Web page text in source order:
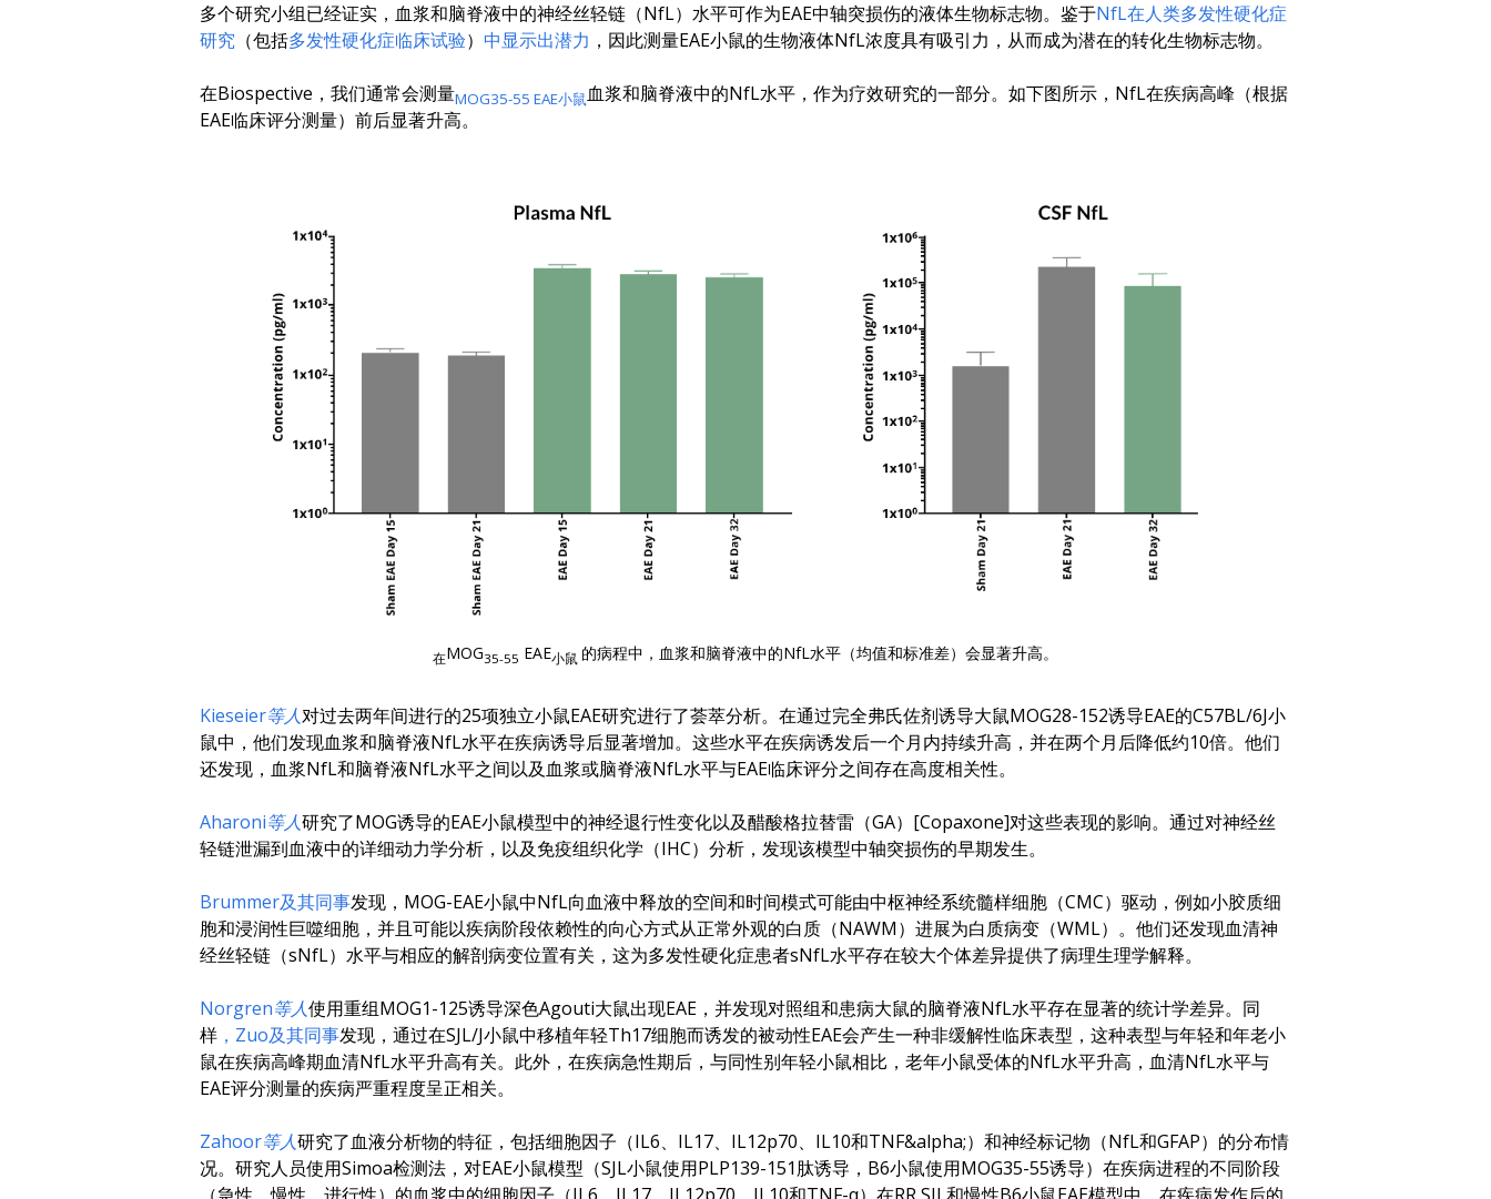
多个研究小组已经证实，血浆和脑脊液中的神经丝轻链（NfL）水平可作为EAE中轴突损伤的液体生物标志物。鉴于NfL在人类多发性硬化症
研究 （包括多发性硬化症临床试验） 中显示出潜力 ，因此测量EAE小鼠的生物液体NfL浓度具有吸引力，从而成为潜在的转化生物标志物。
在Biospective，我们通常会测量MOG35-55 EAE小鼠血浆和脑脊液中的NfL水平，作为疗效研究的一部分。如下图所示，NfL在疾病高峰（根据
EAE临床评分测量）前后显著升高。
在MOG35-55 EAE小鼠 的病程中，血浆和脑脊液中的NfL水平（均值和标准差）会显著升高。
Kieseier等人对过去两年间进行的25项独立小鼠EAE研究进行了荟萃分析。在通过完全弗氏佐剂诱导大鼠MOG28-152诱导EAE的C57BL/6J小
鼠中，他们发现血浆和脑脊液NfL水平在疾病诱导后显著增加。这些水平在疾病诱发后一个月内持续升高，并在两个月后降低约10倍。他们
还发现，血浆NfL和脑脊液NfL水平之间以及血浆或脑脊液NfL水平与EAE临床评分之间存在高度相关性。
Aharoni等人研究了MOG诱导的EAE小鼠模型中的神经退行性变化以及醋酸格拉替雷（GA）[Copaxone]对这些表现的影响。通过对神经丝
轻链泄漏到血液中的详细动力学分析，以及免疫组织化学（IHC）分析，发现该模型中轴突损伤的早期发生。
Brummer及其同事发现，MOG-EAE小鼠中NfL向血液中释放的空间和时间模式可能由中枢神经系统髓样细胞（CMC）驱动，例如小胶质细
胞和浸润性巨噬细胞，并且可能以疾病阶段依赖性的向心方式从正常外观的白质（NAWM）进展为白质病变（WML）。他们还发现血清神
经丝轻链（sNfL）水平与相应的解剖病变位置有关，这为多发性硬化症患者sNfL水平存在较大个体差异提供了病理生理学解释。
Norgren等人使用重组MOG1-125诱导深色Agouti大鼠出现EAE，并发现对照组和患病大鼠的脑脊液NfL水平存在显著的统计学差异。同
样 ，Zuo及其同事发现，通过在SJL/J小鼠中移植年轻Th17细胞而诱发的被动性EAE会产生一种非缓解性临床表型，这种表型与年轻和年老小
鼠在疾病高峰期血清NfL水平升高有关。此外，在疾病急性期后，与同性别年轻小鼠相比，老年小鼠受体的NfL水平升高，血清NfL水平与
EAE评分测量的疾病严重程度呈正相关。
Zahoor等人研究了血液分析物的特征，包括细胞因子（IL6、IL17、IL12p70、IL10和TNF&alpha;）和神经标记物（NfL和GFAP）的分布情
况。研究人员使用Simoa检测法，对EAE小鼠模型（SJL小鼠使用PLP139-151肽诱导，B6小鼠使用MOG35-55诱导）在疾病进程的不同阶段